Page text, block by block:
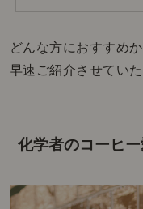
どんな方におすすめ
早速ご紹介させていた
化学者のコーヒ